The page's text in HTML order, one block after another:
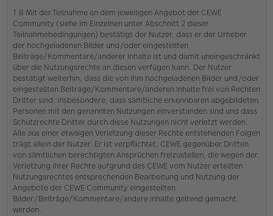
1.8 Mit der Teilnahme an dem jeweiligen Angebot der CEWE
Community (siehe im Einzelnen unter Abschnitt 2 dieser
Teilnahmebedingungen) bestätigt der Nutzer, dass er der Urheber
der hochgeladenen Bilder und/oder eingestellten
Beiträge/Kommentare/anderer Inhalte ist und damit uneingeschränkt
über die Nutzungsrechte an diesen verfügen kann. Der Nutzer
bestätigt weiterhin, dass die von ihm hochgeladenen Bilder und/oder
eingestellten Beiträge/Kommentare/anderen Inhalte frei von Rechten
Dritter sind; insbesondere, dass sämtliche erkennbaren abgebildeten
Personen mit den genannten Nutzungen einverstanden sind und dass
Schutzrechte Dritter durch diese Nutzungen nicht verletzt werden.
Alle aus einer etwaigen Verletzung dieser Rechte entstehenden Folgen
trägt allein der Nutzer. Er ist verpflichtet, CEWE gegenüber Dritten
von sämtlichen berechtigten Ansprüchen freizustellen, die wegen der
Verletzung ihrer Rechte aufgrund des CEWE vom Nutzer erteilten
Nutzungsrechtes entsprechenden Bearbeitung und Nutzung der
Angebote der CEWE Community eingestellten
Bilder/Beiträge/Kommentare/andere Inhalte geltend gemacht
werden.